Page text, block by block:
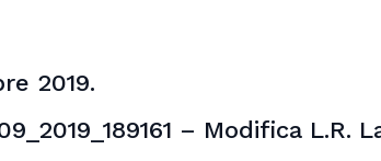
2019.
– Modifica L.R.